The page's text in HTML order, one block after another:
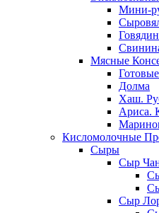
Мини-
Мясные
Долма
Хаш.
Ариса.
Кисломолочные
Сыры
Сыр
Сыр